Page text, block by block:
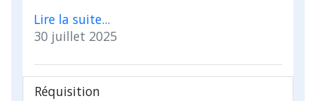
Lire la suite...
30 juillet 2025
Réquisition